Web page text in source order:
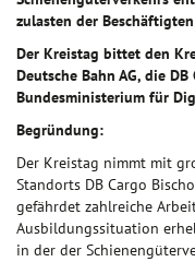
zulasten der
Der Kreistag bittet den
Deutsche Bahn AG, die
Bundesministerium für
Begründung:
Der Kreistag nimmt mit
Standorts DB Cargo
gefährdet zahlreiche
Ausbildungssituation
in der der